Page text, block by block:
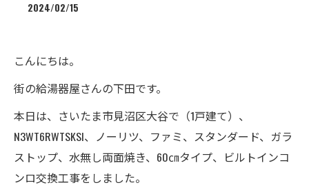
2024/02/15
こんにちは。
街の給湯器屋さんの下田です。
本日は、さいたま市見沼区大谷で（1戸建て）、
N3WT6RWTSKSI、ノーリツ、ファミ、スタンダード、ガラ
ストップ、水無し両面焼き、60㎝タイプ、ビルトインコ
ンロ交換工事をしました。